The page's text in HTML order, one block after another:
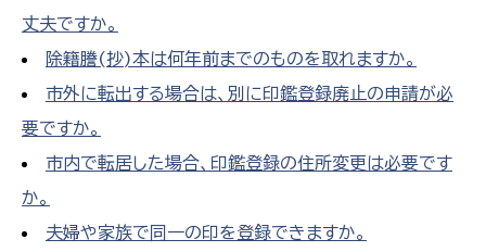
丈夫ですか。
除籍謄(抄)本は何年前までのものを取れますか。
市外に転出する場合は、別に印鑑登録廃止の申請が必
要ですか。
市内で転居した場合、印鑑登録の住所変更は必要です
か。
夫婦や家族で同一の印を登録できますか。